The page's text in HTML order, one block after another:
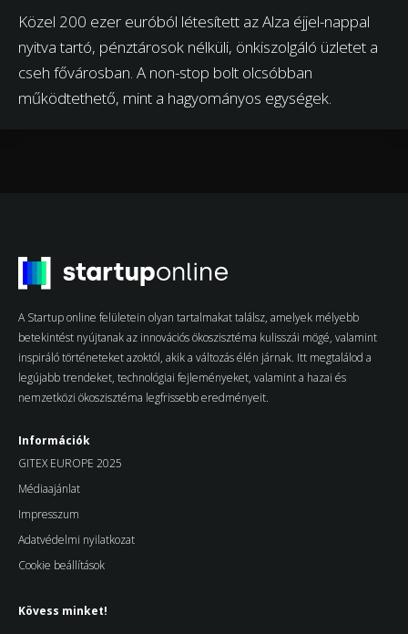
Közel 200 ezer euróból létesített az Alza éjjel-nappal
nyitva tartó, pénztárosok nélküli, önkiszolgáló üzletet a
cseh fővárosban. A non-stop bolt olcsóbban
működtethető, mint a hagyományos egységek.
A Startup online felületein olyan tartalmakat találsz, amelyek mélyebb
betekintést nyújtanak az innovációs ökoszisztéma kulisszái mögé, valamint
inspiráló történeteket azoktól, akik a változás élén járnak. Itt megtalálod a
legújabb trendeket, technológiai fejleményeket, valamint a hazai és
nemzetközi ökoszisztéma legfrissebb eredményeit.
Információk
GITEX EUROPE 2025
Médiaajánlat
Impresszum
Adatvédelmi nyilatkozat
Cookie beállítások
Kövess minket!